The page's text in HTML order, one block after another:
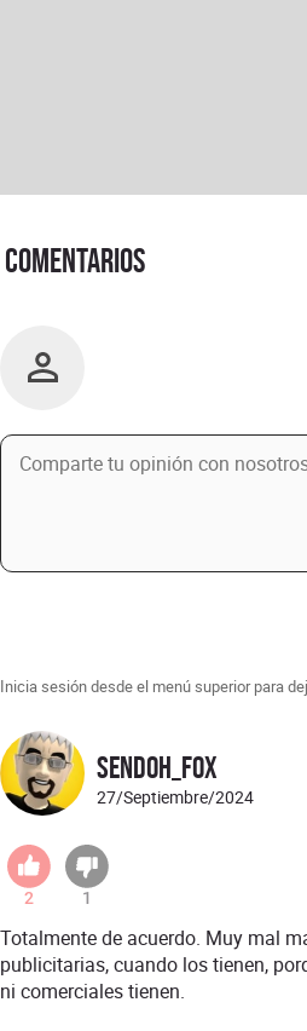
Comentarios
Inicia sesión desde el menú superior para
Sendoh_Fox
27/Septiembre/2024
2 1
Totalmente de acuerdo. Muy mal
publicitarias, cuando los tienen,
ni comerciales tienen.